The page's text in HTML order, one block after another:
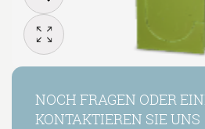
NOCH FRAGEN ODER
KONTAKTIEREN SIE UNS